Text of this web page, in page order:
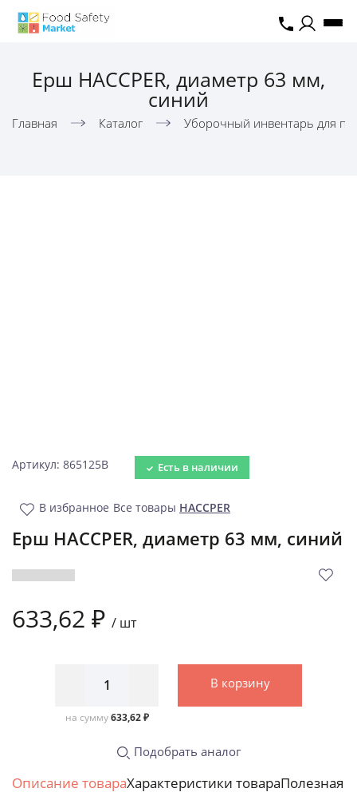
Ерш HACCPER, диаметр 63 мм,
синий
Главная Каталог Уборочный инвентарь для
Артикул: 865125B Есть в наличии
В избранное Все товары HACCPER
Ерш HACCPER, диаметр 63 мм, синий
633,62 ₽ / шт
на сумму633,62 ₽
В корзину
Подобрать аналог
Описание товараХарактеристики товараПолезная